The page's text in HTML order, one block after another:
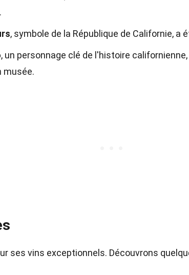
, symbole de la République de Californie, a
, un personnage clé de l'histoire
musée.
ses vins exceptionnels. Découvrons